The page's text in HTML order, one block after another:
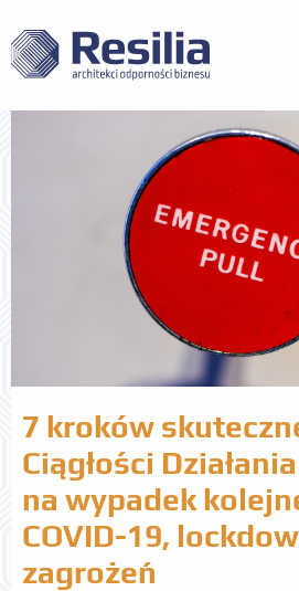
7 kroków
Ciągłości Działania
na wypadek
COVID-19,
zagrożeń